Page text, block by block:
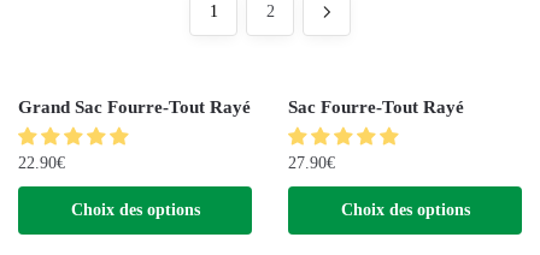
1 2
Grand Sac Fourre-Tout Rayé
22.90€
Choix des options
Sac Fourre-Tout Rayé
27.90€
Choix des options